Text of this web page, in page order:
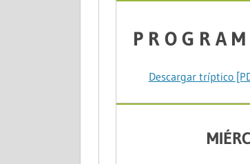
P R O G R A
Descargar tríptico